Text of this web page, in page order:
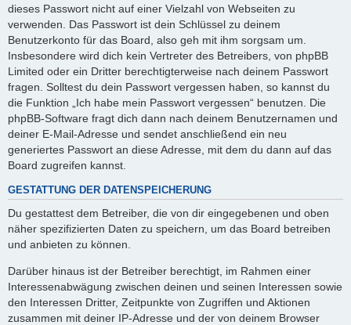
dieses Passwort nicht auf einer Vielzahl von Webseiten zu
verwenden. Das Passwort ist dein Schlüssel zu deinem
Benutzerkonto für das Board, also geh mit ihm sorgsam um.
Insbesondere wird dich kein Vertreter des Betreibers, von phpBB
Limited oder ein Dritter berechtigterweise nach deinem Passwort
fragen. Solltest du dein Passwort vergessen haben, so kannst du
die Funktion „Ich habe mein Passwort vergessen“ benutzen. Die
phpBB-Software fragt dich dann nach deinem Benutzernamen und
deiner E-Mail-Adresse und sendet anschließend ein neu
generiertes Passwort an diese Adresse, mit dem du dann auf das
Board zugreifen kannst.
GESTATTUNG DER DATENSPEICHERUNG
Du gestattest dem Betreiber, die von dir eingegebenen und oben
näher spezifizierten Daten zu speichern, um das Board betreiben
und anbieten zu können.
Darüber hinaus ist der Betreiber berechtigt, im Rahmen einer
Interessenabwägung zwischen deinen und seinen Interessen sowie
den Interessen Dritter, Zeitpunkte von Zugriffen und Aktionen
zusammen mit deiner IP-Adresse und der von deinem Browser